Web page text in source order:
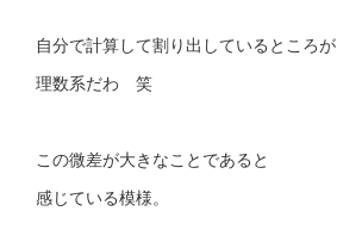
自分で計算して割り出しているところが
理数系だわ 笑
この微差が大きなことであると
感じている模様。